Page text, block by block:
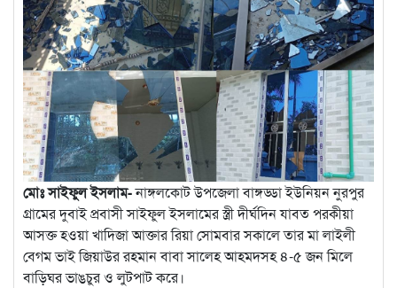
মোঃ সাইফুল ইসলাম-নাঙ্গলকোট উপজেলা বাঙ্গড্ডা ইউনিয়ন নুরপুর
গ্রামের দুবাই প্রবাসী সাইফুল ইসলামের স্ত্রী দীর্ঘদিন যাবত পরকীয়া
আসক্ত হওয়া খাদিজা আক্তার রিয়া সোমবার সকালে তার মা লাইলী
বেগম ভাই জিয়াউর রহমান বাবা সালেহ আহমদসহ ৪-৫ জন মিলে
বাড়িঘর ভাঙচুর ও লুটপাট করে।